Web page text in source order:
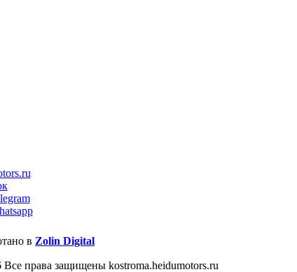
в Zolin Digital
права защищены kostroma.heidumotors.ru